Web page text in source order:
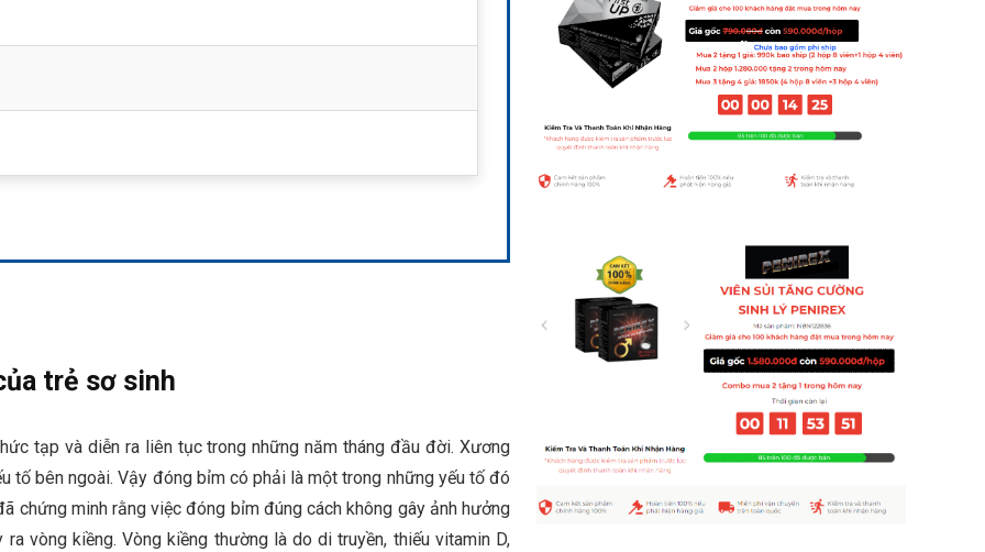
trẻ sơ sinh
tạp và diễn ra liên tục trong những năm tháng đầu đời. Xương
tố bên ngoài. Vậy đóng bỉm có phải là một trong những yếu tố đó
chứng minh rằng việc đóng bỉm đúng cách không gây ảnh hưởng
vòng kiềng. Vòng kiềng thường là do di truyền, thiếu vitamin D,